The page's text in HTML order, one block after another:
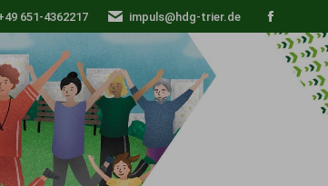
651-4362217 impuls@hdg-trier.de
Facebook
page
opens